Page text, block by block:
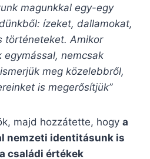
magunkkal egy-egy
ízeket, dallamokat,
történeteket. Amikor
egymással, nemcsak
meg közelebbről,
is megerősítjük”
majd hozzátette, hogy a
nemzeti identitásunk is
családi értékek